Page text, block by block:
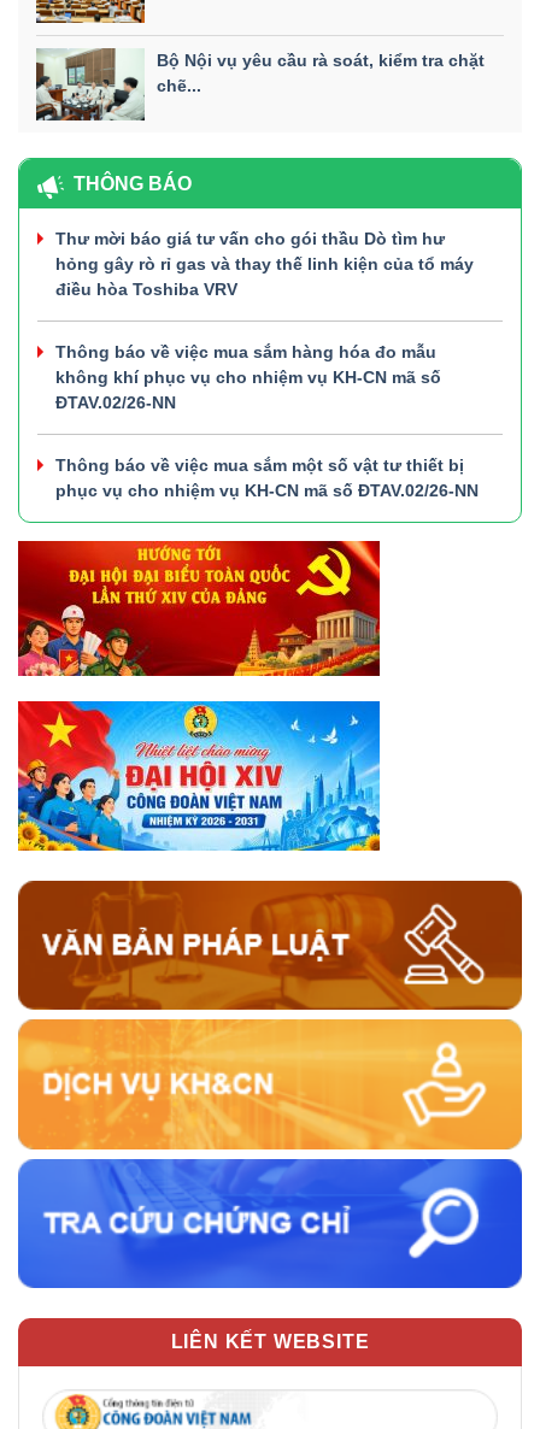
Bộ Nội vụ yêu cầu rà soát, kiểm tra chặt
chẽ...
THÔNG BÁO
Thư mời báo giá tư vấn cho gói thầu Dò tìm hư
hỏng gây rò rỉ gas và thay thế linh kiện của tổ máy
điều hòa Toshiba VRV
Thông báo về việc mua sắm hàng hóa đo mẫu
không khí phục vụ cho nhiệm vụ KH-CN mã số
ĐTAV.02/26-NN
Thông báo về việc mua sắm một số vật tư thiết bị
phục vụ cho nhiệm vụ KH-CN mã số ĐTAV.02/26-NN
LIÊN KẾT WEBSITE